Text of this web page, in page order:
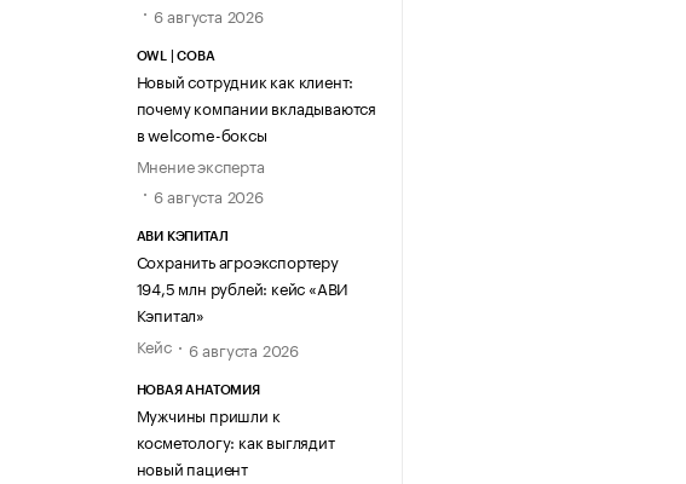
6 августа 2026
OWL | СОВА
Новый сотрудник как клиент:
почему компании вкладываются
в welcome-боксы
Мнение эксперта
6 августа 2026
АВИ КЭПИТАЛ
Сохранить агроэкспортеру
194,5 млн рублей: кейс «АВИ
Кэпитал»
Кейс
6 августа 2026
НОВАЯ АНАТОМИЯ
Мужчины пришли к
косметологу: как выглядит
новый пациент